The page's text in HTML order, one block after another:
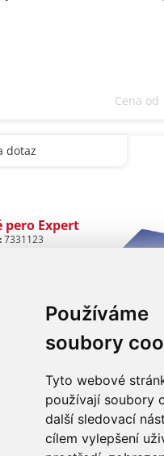
Používáme
soubory
Tyto webové
používají soubory
další sledovací
cílem vylepšení
Cena od
dotaz
pero Expert
7331123
je dokonalým
sebevyjádření
kolekci klasických i
barev
Cena od